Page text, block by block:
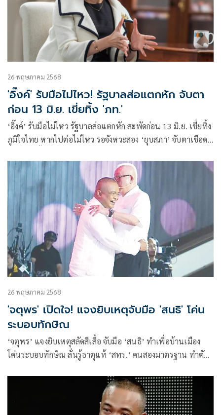
26 พฤษภาคม 2568
'อิ๊งค์' รับมือไม่ไหว! รัฐบาลส่อแตกหัก จับตา
ก่อน 13 มิ.ย. เขี่ยทิ้ง 'ภท.'
‘อิ๊งค์’ รับมือไม่ไหว รัฐบาลส่อแตกหัก สะพัดก่อน 13 มิ.ย. เขี่ยทิ้ง
ภูมิใจไทย หากไปต่อไม่ไหว รอจังหวะสอง ‘ยุบสภา’ จับตาเชือด
26 พฤษภาคม 2568
'จตุพร' เปิดใจ! แจงยิบเหตุจับมือ 'สนธิ' โค่น
ระบอบทักษิณ
‘จตุพร’ แจงยิบเหตุสลัดสีเสื้อ จับมือ ‘สนธิ’ ทำเพื่อบ้านเมือง
โค่นระบอบทักษิณ ลั่นรู้ธาตุแท้ ‘สทร.’ คนสองมาตรฐาน ทำตัว